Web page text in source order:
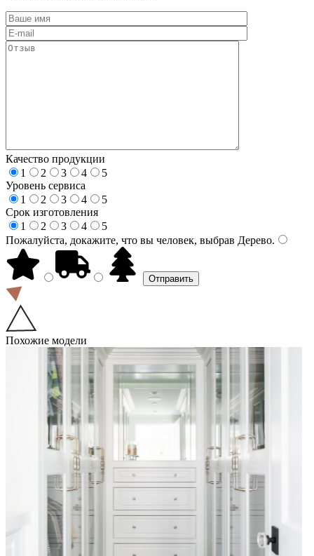
Качество продукции
1
2 3 4
5
Уровень сервиса
1
2 3 4
5
Срок изготовления
1
2 3 4
5
Пожалуйста, докажите, что вы человек, выбрав Дерево.
Похожие модели